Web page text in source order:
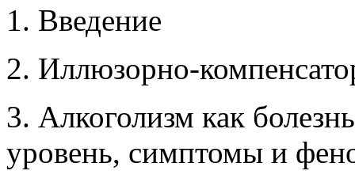
1. Введение
2. Иллюзорно-
3. Алкоголизм как
уровень, симптомы и